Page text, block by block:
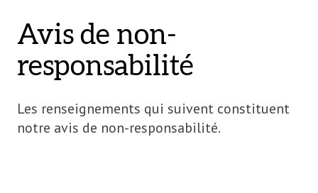
Avis de non-
responsabilité
Les renseignements qui suivent constituent
notre avis de non-responsabilité.